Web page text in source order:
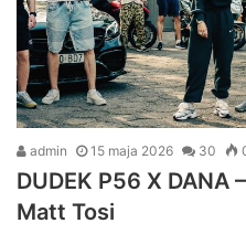
admin 15 maja 2026 30
DUDEK P56 X DANA
Matt Tosi